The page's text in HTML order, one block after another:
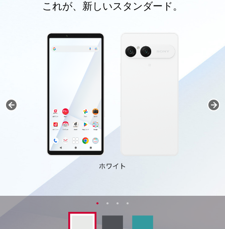
これが、新しいスタンダード。